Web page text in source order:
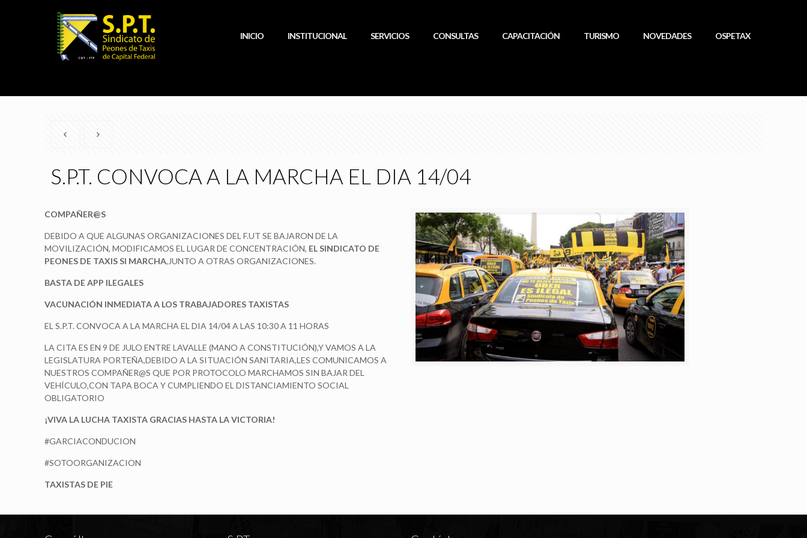
INICIO INSTITUCIONAL SERVICIOS CONSULTAS CAPACITACIÓN TURISMO NOVEDADES OSPETAX
S.P.T. CONVOCA A LA MARCHA EL DIA 14/04
COMPAÑER@S
DEBIDO A QUE ALGUNAS ORGANIZACIONES DEL F.UT SE BAJARON DE LA
MOVILIZACIÓN, MODIFICAMOS EL LUGAR DE CONCENTRACIÓN, EL SINDICATO DE
PEONES DE TAXIS SI MARCHA,JUNTO A OTRAS ORGANIZACIONES.
BASTA DE APP ILEGALES
VACUNACIÓN INMEDIATA A LOS TRABAJADORES TAXISTAS
EL S.P.T. CONVOCA A LA MARCHA EL DIA 14/04 A LAS 10:30 A 11 HORAS
LA CITA ES EN 9 DE JULO ENTRE LAVALLE (MANO A CONSTITUCIÓN),Y VAMOS A LA
LEGISLATURA PORTEÑA,DEBIDO A LA SITUACIÓN SANITARIA,LES COMUNICAMOS A
NUESTROS COMPAÑER@S QUE POR PROTOCOLO MARCHAMOS SIN BAJAR DEL
VEHÍCULO,CON TAPA BOCA Y CUMPLIENDO EL DISTANCIAMIENTO SOCIAL
OBLIGATORIO
¡VIVA LA LUCHA TAXISTA GRACIAS HASTA LA VICTORIA!
#GARCIACONDUCION
#SOTOORGANIZACION
TAXISTAS DE PIE